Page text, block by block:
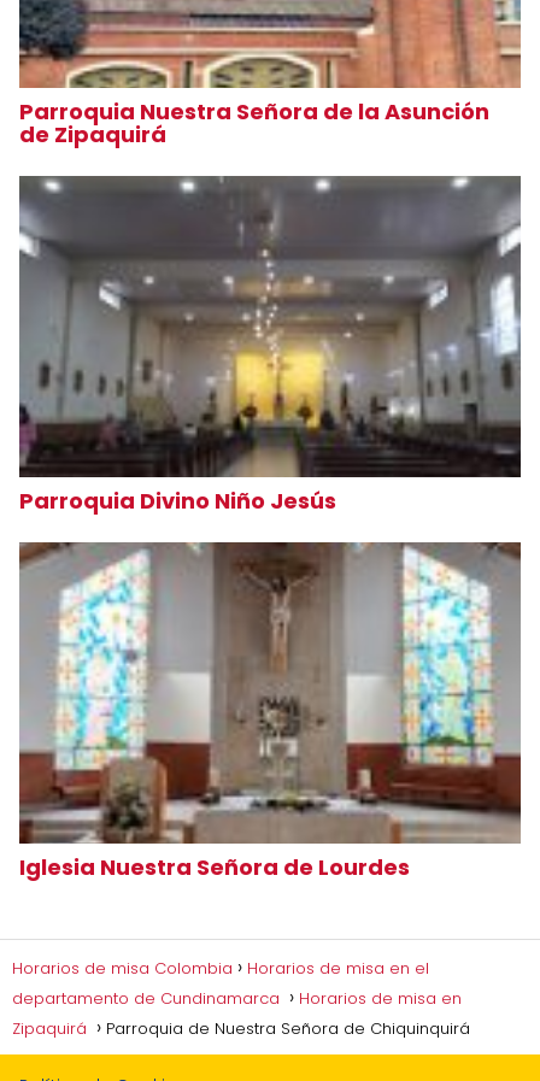
Parroquia Nuestra Señora de la Asunción
de Zipaquirá
Parroquia Divino Niño Jesús
Iglesia Nuestra Señora de Lourdes
Horarios de misa Colombia
Horarios de misa en el
departamento de Cundinamarca
Horarios de misa en
Zipaquirá
Parroquia de Nuestra Señora de Chiquinquirá